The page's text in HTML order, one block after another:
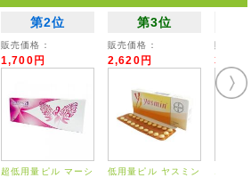
第2位
販売価格：
1,700円
超低用量ピル マーシ
第3位
販売価格：
2,620円
低用量ピル ヤスミン
3,550